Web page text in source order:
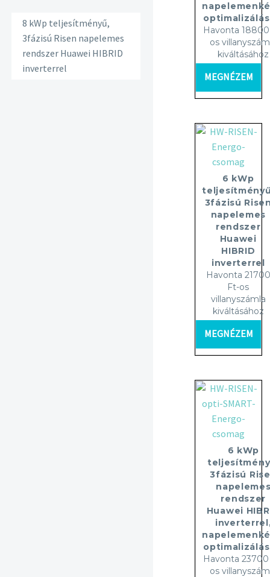
8 kWp teljesítményű,
3fázisú Risen napelemes
rendszer Huawei HIBRID
inverterrel
Havonta
os
kiváltásához
MEGNÉZEM
6 kWp
3fázisú
napelemes
rendszer
Huawei
HIBRID
inverterrel
Havonta 21700
Ft-os
villanyszámla
kiváltásához
MEGNÉZEM
6 kWp
3fázisú
rendszer
Huawei
Havonta
os